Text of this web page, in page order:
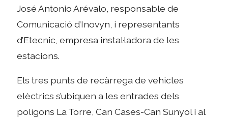
José Antonio Arévalo, responsable de
Comunicació d’Inovyn, i representants
d’Etecnic, empresa instal·ladora de les
estacions.
Els tres punts de recàrrega de vehicles
elèctrics s’ubiquen a les entrades dels
polígons La Torre, Can Cases-Can Sunyol i al